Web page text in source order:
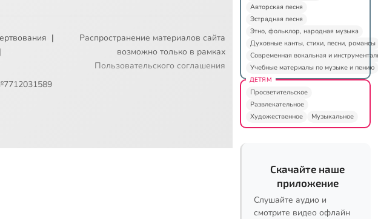
|
|
Распространение материалов сайта
возможно только в рамках
Пользовательского соглашения
Авторская песня
Эстрадная песня
Этно, фольклор, народная музыка
Духовные канты, стихи, песни, романсы
Современная вокальная и
Учебные материалы по музыке и пению
ДЕТЯМ
Просветительское
Развлекательное
Художественное
Музыкальное
Скачайте наше
приложение
Слушайте аудио и
смотрите видео офлайн